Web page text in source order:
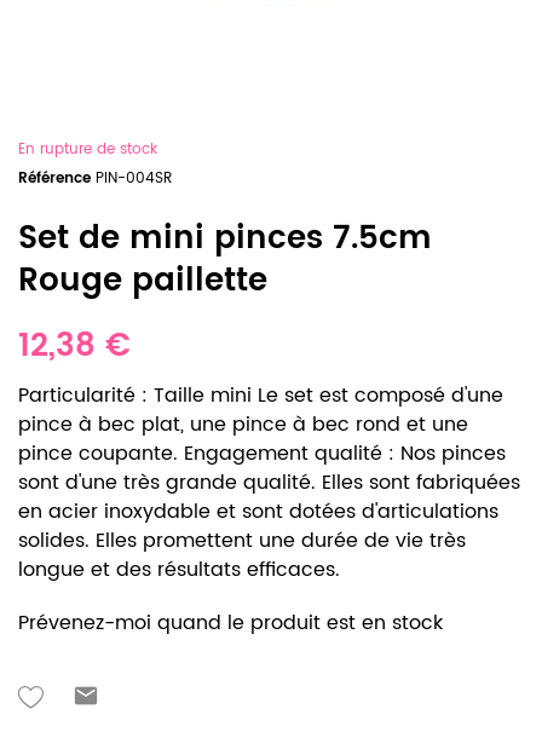
En rupture de stock
Référence PIN-004SR
Set de mini pinces 7.5cm
Rouge paillette
12,38 €
Particularité : Taille mini Le set est composé d'une
pince à bec plat, une pince à bec rond et une
pince coupante. Engagement qualité : Nos pinces
sont d'une très grande qualité. Elles sont fabriquées
en acier inoxydable et sont dotées d'articulations
solides. Elles promettent une durée de vie très
longue et des résultats efficaces.
Prévenez-moi quand le produit est en stock